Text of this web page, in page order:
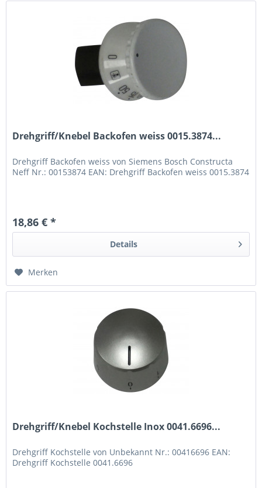
Drehgriff/Knebel Backofen weiss 0015.3874...
Drehgriff Backofen weiss von Siemens Bosch Constructa
Neff Nr.: 00153874 EAN: Drehgriff Backofen weiss 0015.3874
18,86 € *
Details
Merken
Drehgriff/Knebel Kochstelle Inox 0041.6696...
Drehgriff Kochstelle von Unbekannt Nr.: 00416696 EAN:
Drehgriff Kochstelle 0041.6696